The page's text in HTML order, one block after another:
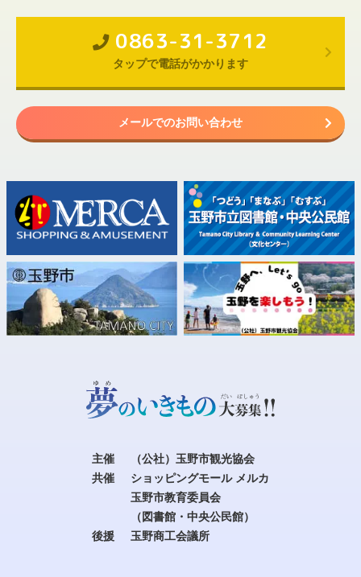
0863-31-3712
タップで電話がかかります
メールでのお問い合わせ
主催
（公社）玉野市観光協会
共催
ショッピングモール メルカ
玉野市教育委員会
（図書館・中央公民館）
後援
玉野商工会議所